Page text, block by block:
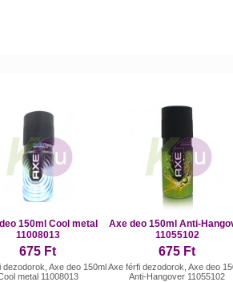
150ml Cool metal
11008013
675 Ft
dezodorok, Axe deo 150ml
metal 11008013
Axe deo 150ml Anti-
11055102
675 Ft
Axe férfi dezodorok, Axe deo
Anti-Hangover 11055102